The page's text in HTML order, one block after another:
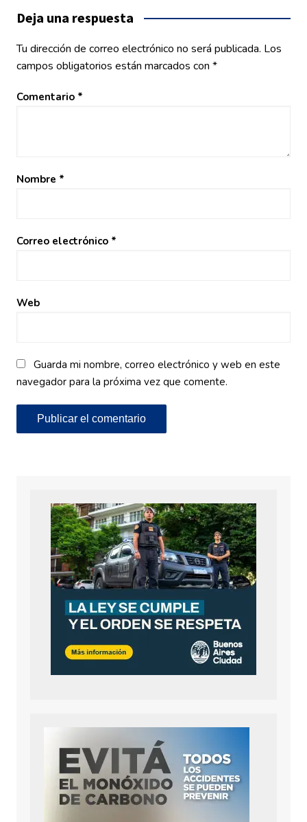
entradas
Deja una respuesta
Tu dirección de correo electrónico no será publicada. Los
campos obligatorios están marcados con *
Comentario *
Nombre *
Correo electrónico *
Web
Guarda mi nombre, correo electrónico y web en este
navegador para la próxima vez que comente.